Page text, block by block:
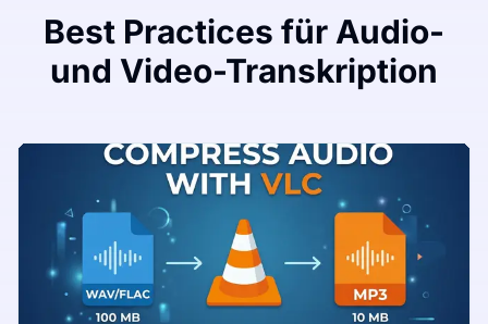
Best Practices für Audio-
und Video-Transkription